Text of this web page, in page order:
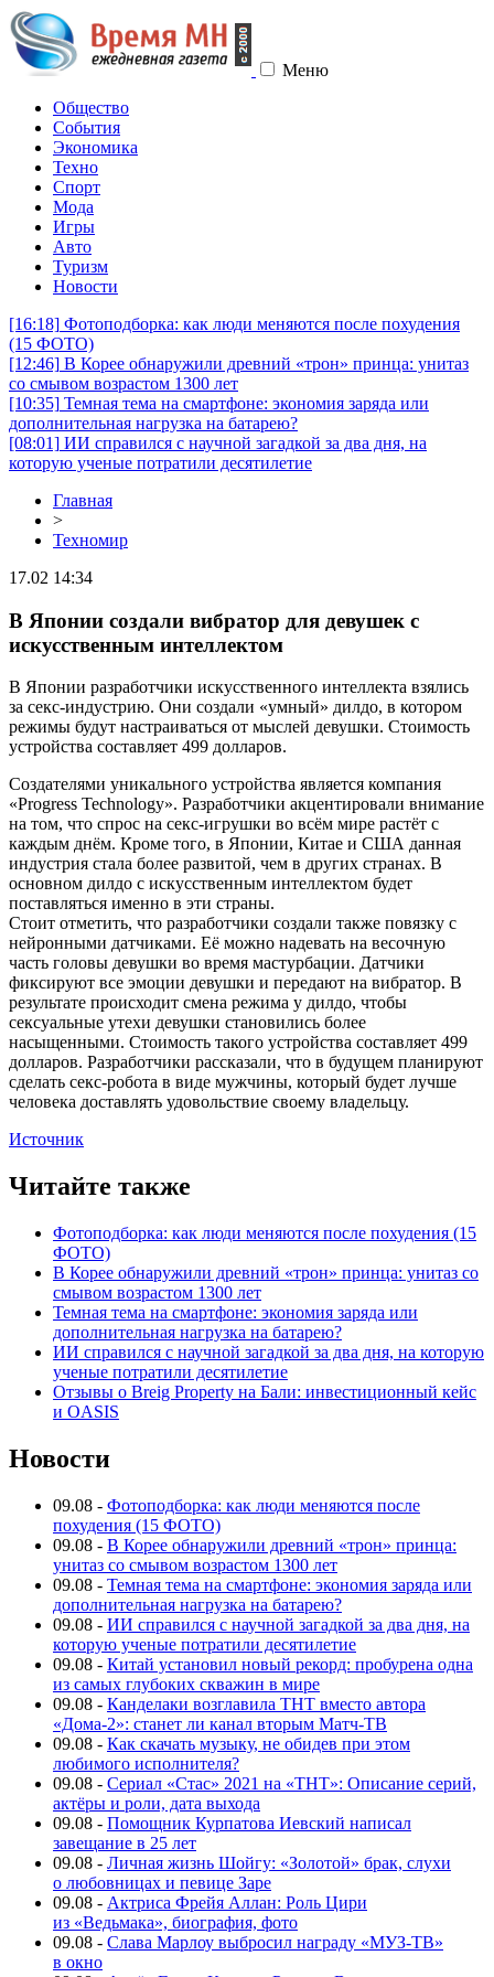
Меню
Общество
События
Экономика
Техно
Спорт
Мода
Игры
Авто
Туризм
Новости
[16:18] Фотоподборка: как люди меняются после похудения
(15 ФОТО)
[12:46] В Корее обнаружили древний «трон» принца: унитаз
со смывом возрастом 1300 лет
[10:35] Темная тема на смартфоне: экономия заряда или
дополнительная нагрузка на батарею?
[08:01] ИИ справился с научной загадкой за два дня, на
которую ученые потратили десятилетие
Главная
>
Техномир
17.02 14:34
В Японии создали вибратор для девушек с
искусственным интеллектом
В Японии разработчики искусственного интеллекта взялись
за секс-индустрию. Они создали «умный» дилдо, в котором
режимы будут настраиваться от мыслей девушки. Стоимость
устройства составляет 499 долларов.
Создателями уникального устройства является компания
«Progress Technology». Разработчики акцентировали внимание
на том, что спрос на секс-игрушки во всём мире растёт с
каждым днём. Кроме того, в Японии, Китае и США данная
индустрия стала более развитой, чем в других странах. В
основном дилдо с искусственным интеллектом будет
поставляться именно в эти страны.
Стоит отметить, что разработчики создали также повязку с
нейронными датчиками. Её можно надевать на весочную
часть головы девушки во время мастурбации. Датчики
фиксируют все эмоции девушки и передают на вибратор. В
результате происходит смена режима у дилдо, чтобы
сексуальные утехи девушки становились более
насыщенными. Стоимость такого устройства составляет 499
долларов. Разработчики рассказали, что в будущем планируют
сделать секс-робота в виде мужчины, который будет лучше
человека доставлять удовольствие своему владельцу.
Источник
Читайте также
Фотоподборка: как люди меняются после похудения (15
ФОТО)
В Корее обнаружили древний «трон» принца: унитаз со
смывом возрастом 1300 лет
Темная тема на смартфоне: экономия заряда или
дополнительная нагрузка на батарею?
ИИ справился с научной загадкой за два дня, на которую
ученые потратили десятилетие
Отзывы о Breig Property на Бали: инвестиционный кейс
и OASIS
Новости
09.08 - Фотоподборка: как люди меняются после
похудения (15 ФОТО)
09.08 - В Корее обнаружили древний «трон» принца:
унитаз со смывом возрастом 1300 лет
09.08 - Темная тема на смартфоне: экономия заряда или
дополнительная нагрузка на батарею?
09.08 - ИИ справился с научной загадкой за два дня, на
которую ученые потратили десятилетие
09.08 - Китай установил новый рекорд: пробурена одна
из самых глубоких скважин в мире
09.08 - Канделаки возглавила ТНТ вместо автора
«Дома-2»: станет ли канал вторым Матч-ТВ
09.08 - Как скачать музыку, не обидев при этом
любимого исполнителя?
09.08 - Сериал «Стас» 2021 на «ТНТ»: Описание серий,
актёры и роли, дата выхода
09.08 - Помощник Курпатова Иевский написал
завещание в 25 лет
09.08 - Личная жизнь Шойгу: «Золотой» брак, слухи
о любовницах и певице Заре
09.08 - Актриса Фрейя Аллан: Роль Цири
из «Ведьмака», биография, фото
09.08 - Слава Марлоу выбросил награду «МУЗ-ТВ»
в окно